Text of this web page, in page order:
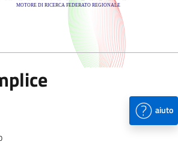
Regioni -
aiuto